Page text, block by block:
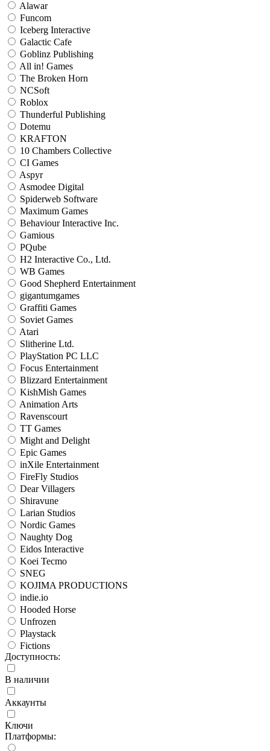
Alawar
Funcom
Iceberg Interactive
Galactic Cafe
Goblinz Publishing
All in! Games
The Broken Horn
NCSoft
Roblox
Thunderful Publishing
Dotemu
KRAFTON
10 Chambers Collective
CI Games
Aspyr
Asmodee Digital
Spiderweb Software
Maximum Games
Behaviour Interactive Inc.
Gamious
PQube
H2 Interactive Co., Ltd.
WB Games
Good Shepherd Entertainment
gigantumgames
Graffiti Games
Soviet Games
Atari
Slitherine Ltd.
PlayStation PC LLC
Focus Entertainment
Blizzard Entertainment
KishMish Games
Animation Arts
Ravenscourt
TT Games
Might and Delight
Epic Games
inXile Entertainment
FireFly Studios
Dear Villagers
Shiravune
Larian Studios
Nordic Games
Naughty Dog
Eidos Interactive
Koei Tecmo
SNEG
KOJIMA PRODUCTIONS
indie.io
Hooded Horse
Unfrozen
Playstack
Fictions
Доступность:
В наличии
Аккаунты
Ключи
Платформы: